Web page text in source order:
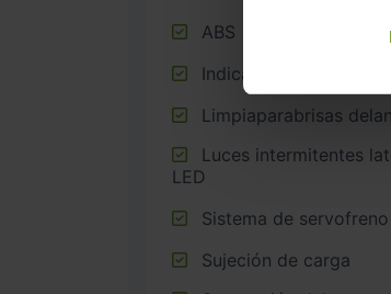
ABS
Indicador de baja
Limpiaparabrisas
LED
Sistema de
Sujeción de carga